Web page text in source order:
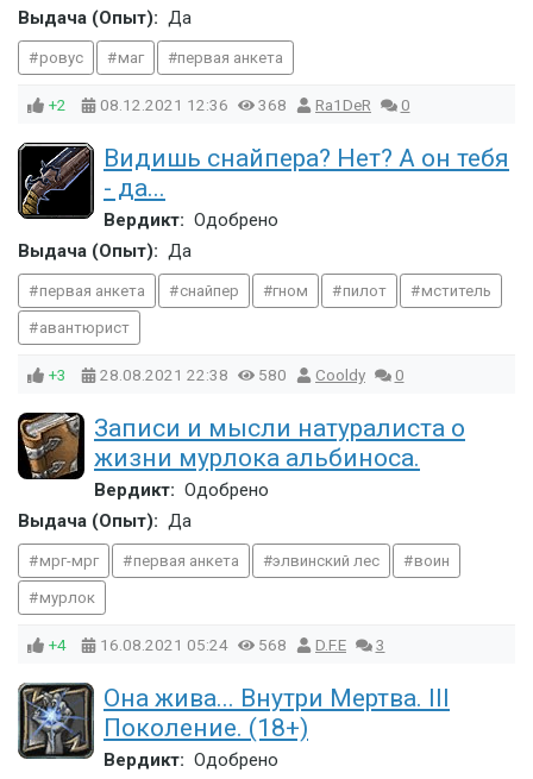
Выдача (Опыт): Да
ровус маг первая анкета
+2 08.12.2021 12:36 368 Ra1DeR 0
Видишь снайпера? Нет? А он тебя
- да...
Вердикт: Одобрено
Выдача (Опыт): Да
первая анкета снайпер гном пилот мститель
авантюрист
+3 28.08.2021 22:38 580 Cooldy 0
Записи и мысли натуралиста о
жизни мурлока альбиноса.
Вердикт: Одобрено
Выдача (Опыт): Да
мрг-мрг первая анкета элвинский лес воин
мурлок
+4 16.08.2021 05:24 568 D.F.E 3
Она жива... Внутри Мертва. III
Поколение. (18+)
Вердикт: Одобрено